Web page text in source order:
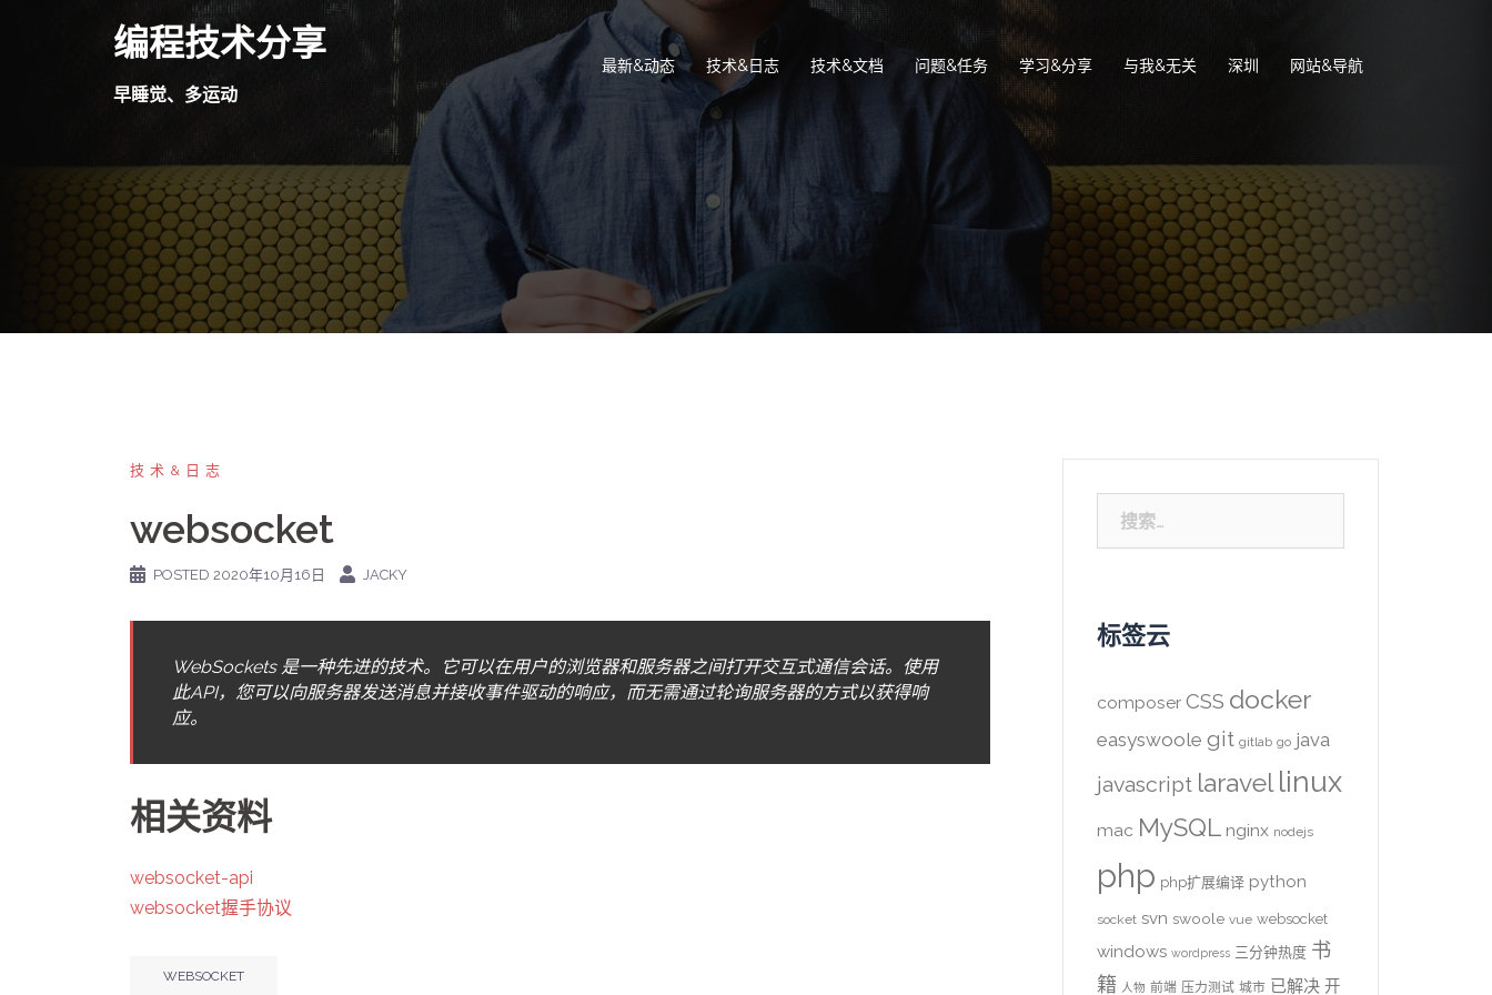
编程技术分享
早睡觉、多运动
最新&动态 技术&日志 技术&文档 问题&任务 学习&分享 与我&无关 深圳 网站&导航
技术&日志
websocket
POSTED 2020年10月16日 JACKY
WebSockets 是一种先进的技术。它可以在用户的浏览器和服务器之间打开交互式通信会话。使用
此API，您可以向服务器发送消息并接收事件驱动的响应，而无需通过轮询服务器的方式以获得响
应。
相关资料
websocket-api
websocket握手协议
WEBSOCKET
索：
标签云
composer CSS docker
easyswoole git gitlab go java
javascript laravel linux
mac MySQL nginx nodejs
php php扩展编译 python
socket svn swoole vue websocket
windows wordpress 三分钟热度 书
籍 人物 前端 压力测试 城市 已解决 开